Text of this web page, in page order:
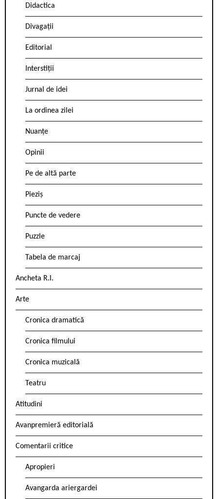
Didactica
Divagații
Editorial
Interstiții
Jurnal de idei
La ordinea zilei
Nuanțe
Opinii
Pe de altă parte
Pieziș
Puncte de vedere
Puzzle
Tabela de marcaj
Ancheta R.l.
Arte
Cronica dramatică
Cronica filmului
Cronica muzicală
Teatru
Atitudini
Avanpremieră editorială
Comentarii critice
Apropieri
Avangarda ariergardei